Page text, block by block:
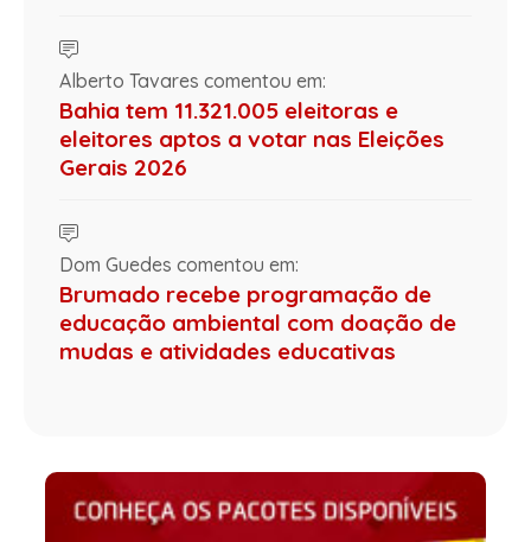
Alberto Tavares comentou em:
Bahia tem 11.321.005 eleitoras e
eleitores aptos a votar nas Eleições
Gerais 2026
Dom Guedes comentou em:
Brumado recebe programação de
educação ambiental com doação de
mudas e atividades educativas